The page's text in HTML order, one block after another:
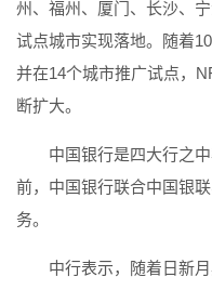
州、福州、厦门、长沙、
试点城市实现落地。随着
并在14个城市推广试点，
断扩大。
中国银行是四大行之
前，中国银行联合中国银
务。
中行表示，随着日新